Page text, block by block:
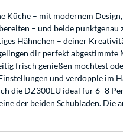
– mit modernem
– und beide
Hähnchen – deiner
dir perfekt
frisch genießen möchtest
und verdopple
die DZ300EU ideal für 6–8
der beiden Schubladen.